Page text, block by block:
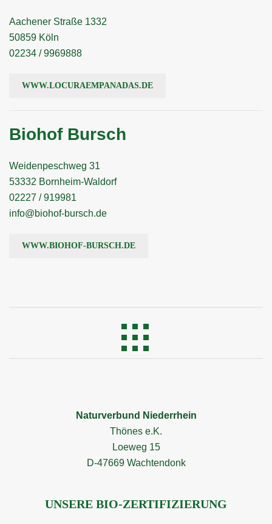
Aachener Straße 1332
50859 Köln
02234 / 9969888
WWW.LOCURAEMPANADAS.DE
Biohof Bursch
Weidenpeschweg 31
53332 Bornheim-Waldorf
02227 / 919981
info@biohof-bursch.de
WWW.BIOHOF-BURSCH.DE
Naturverbund Niederrhein
Thönes e.K.
Loeweg 15
D-47669 Wachtendonk
UNSERE BIO-ZERTIFIZIERUNG